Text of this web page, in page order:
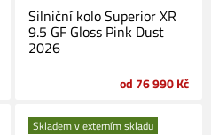
Silniční kolo Superior XR
9.5 GF Gloss Pink Dust
2026
od 76 990 Kč
Skladem v externím skladu